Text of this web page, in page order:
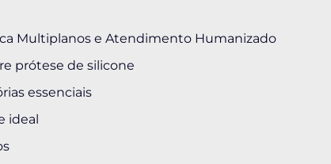
Multiplanos e Atendimento Humanizado
prótese de silicone
essenciais
ideal